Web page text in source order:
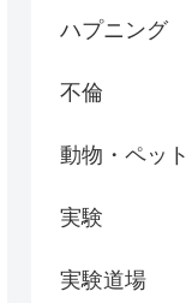
ハプニング
不倫
動物・ペット
実験
実験道場